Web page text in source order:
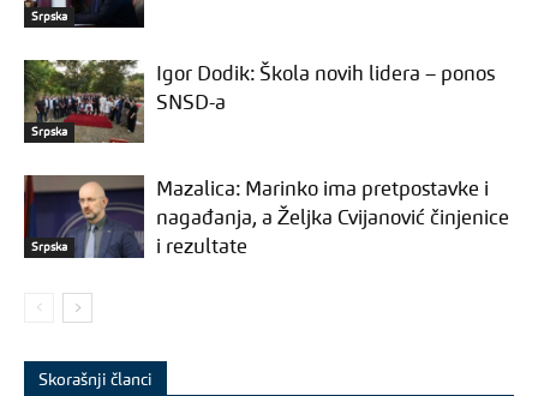
Srpska
Srpska
Igor Dodik: Škola novih lidera – ponos
SNSD-a
Srpska
Mazalica: Marinko ima pretpostavke i
nagađanja, a Željka Cvijanović činjenice
i rezultate
Skorašnji članci